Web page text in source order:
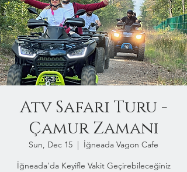
Atv Safari Turu -
Çamur Zamanı
Sun, Dec 15
  |
İğneada Vagon Cafe
İğneada'da Keyifle Vakit Geçirebileceğiniz